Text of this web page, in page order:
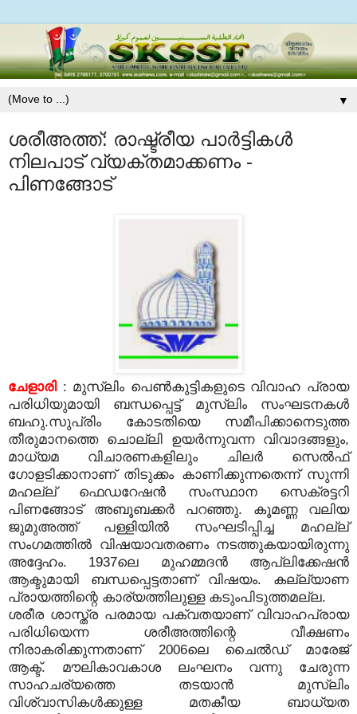
▼
ശരീഅത്ത്: രാഷ്ട്രീയ പാര്‍ട്ടികള്‍
നിലപാട് വ്യക്തമാക്കണം -
പിണങ്ങോട്
ചേളാരി : മുസ്‌ലിം പെണ്‍കുട്ടികളുടെ വിവാഹ പ്രായ
പരിധിയുമായി ബന്ധപ്പെട്ട് മുസ്‌ലിം സംഘടനകള്‍
ബഹു.സുപ്രിം കോടതിയെ സമീപിക്കാനെടുത്ത
തീരുമാനത്തെ ചൊല്ലി ഉയര്‍ന്നുവന്ന വിവാദങ്ങളും,
മാധ്യമ വിചാരണകളിലും ചിലര്‍ സെല്‍ഫ്
ഗോളടിക്കാനാണ് തിടുക്കം കാണിക്കുന്നതെന്ന് സുന്നി
മഹല്ല് ഫെഡറേഷന്‍ സംസ്ഥാന സെക്രട്ടറി
പിണങ്ങോട് അബൂബക്കര്‍ പറഞ്ഞു. കൂമണ്ണ വലിയ
ജുമുഅത്ത് പള്ളിയില്‍ സംഘടിപ്പിച്ച മഹല്ല്
സംഗമത്തില്‍ വിഷയാവതരണം നടത്തുകയായിരുന്നു
അദ്ദേഹം. 1937ലെ മുഹമ്മദന്‍ ആപ്ലിക്കേഷന്‍
ആക്ടുമായി ബന്ധപ്പെട്ടതാണ് വിഷയം. കല്ല്യാണ
പ്രായത്തിന്റെ കാര്യത്തിലുള്ള കടുംപിടുത്തമല്ല.
ശരീര ശാസ്ത്ര പരമായ പക്വതയാണ് വിവാഹപ്രായ
പരിധിയെന്ന ശരീഅത്തിന്റെ വീക്ഷണം
നിരാകരിക്കുന്നതാണ് 2006ലെ ചൈല്‍ഡ് മാരേജ്
ആക്ട്. മൗലികാവകാശ ലംഘനം വന്നു ചേരുന്ന
സാഹചര്യത്തെ തടയാന്‍ മുസ്‌ലിം
വിശ്വാസികള്‍ക്കുള്ള മതകീയ ബാധ്യത